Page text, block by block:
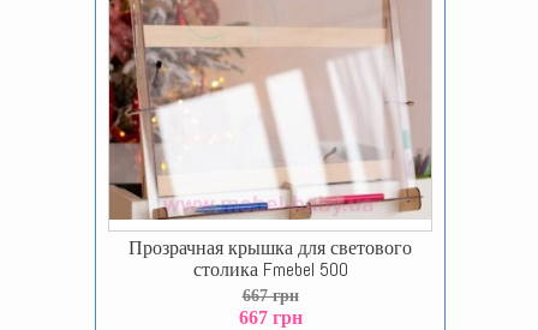
Прозрачная крышка для светового
столика Fmebel 500
667 грн
667 грн